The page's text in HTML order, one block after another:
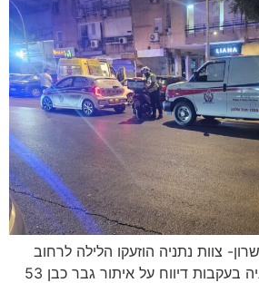
צוות נתניה הוזעקו הלילה לרחוב
שמואל הנציב בעיר נתניה בעקבות דיווח על איתור גבר כבן 53